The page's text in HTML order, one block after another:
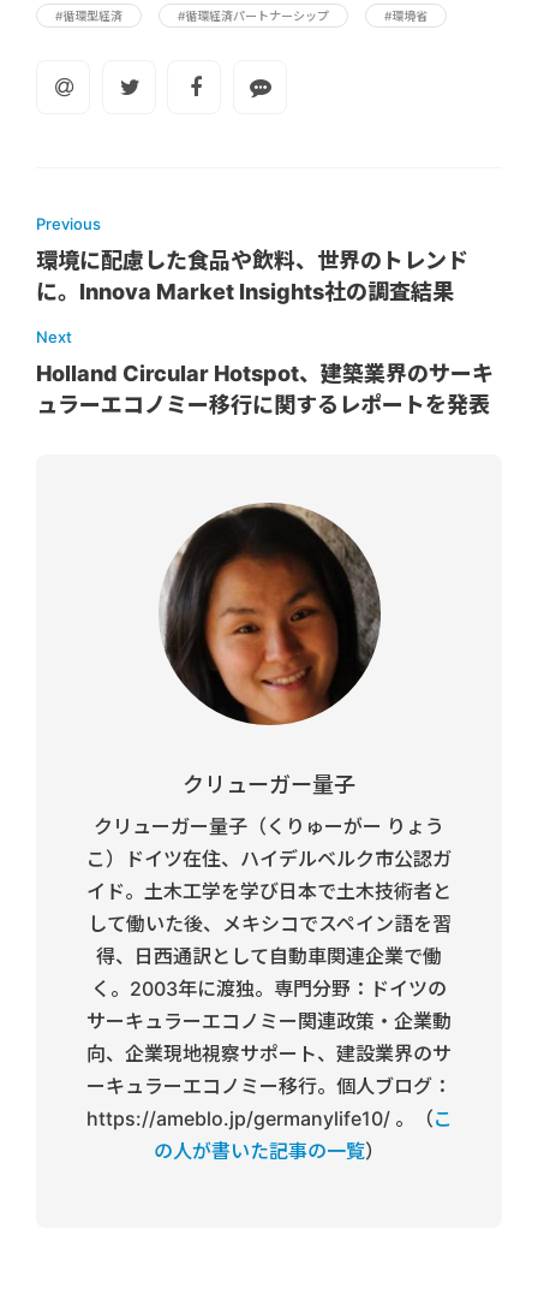
#循環型経済 #循環経済パートナーシップ #環境省
Previous
環境に配慮した食品や飲料、世界のトレンド
に。Innova Market Insights社の調査結果
Next
Holland Circular Hotspot、建築業界のサーキ
ュラーエコノミー移行に関するレポートを発表
クリューガー量子
クリューガー量子（くりゅーがー りょう
こ）ドイツ在住、ハイデルベルク市公認ガ
イド。土木工学を学び日本で土木技術者と
して働いた後、メキシコでスペイン語を習
得、日西通訳として自動車関連企業で働
く。2003年に渡独。専門分野：ドイツの
サーキュラーエコノミー関連政策・企業動
向、企業現地視察サポート、建設業界のサ
ーキュラーエコノミー移行。個人ブログ：
https://ameblo.jp/germanylife10/ 。（こ
の人が書いた記事の一覧）